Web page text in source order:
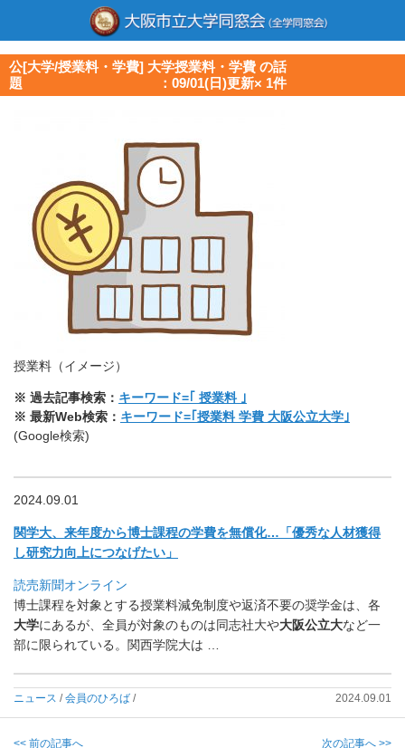
公[大学/授業料・学費] 大学授業料・学費 の話
題 ：09/01(日)更新× 1件
授業料（イメージ）
※ 過去記事検索： キーワード=｢ 授業料 ｣
※ 最新Web検索： キーワード=｢授業料 学費 大阪公立大学｣
(Google検索)
2024.09.01
関学大、来年度から博士課程の学費を無償化…「優秀な人材獲得
し研究力向上につなげたい」
読売新聞オンライン
博士課程を対象とする授業料減免制度や返済不要の奨学金は、各
大学にあるが、全員が対象のものは同志社大や大阪公立大など一
部に 限られている。関西学院大は …
ニュース /会員のひろば / 2024.09.01
<< 前の記事へ 次の記事へ >>